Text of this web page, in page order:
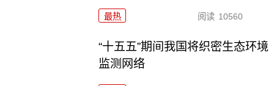
最热 阅读 10560
“十五五”期间我国将织密生态环境
监测网络